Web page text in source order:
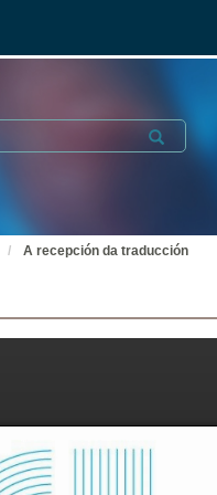
Submit
A recepción da traducción